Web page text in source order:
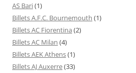
AS Bari(1)
Billets A.F.C. Bournemouth (1)
Billets AC Fiorentina (2)
Billets AC Milan (4)
Billets AEK Athens(1)
Billets AJ Auxerre(33)